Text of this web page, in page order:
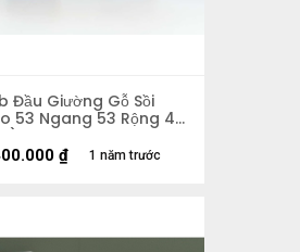
Đầu Giường Gỗ Sồi
53 Ngang 53 Rộng 40
1 năm trước
₫